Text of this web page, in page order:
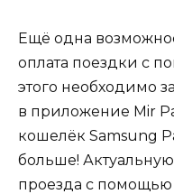
Ещё одна
оплата поездки с
этого необходимо
в приложение Mir
кошелёк Samsung
больше!
проезда с